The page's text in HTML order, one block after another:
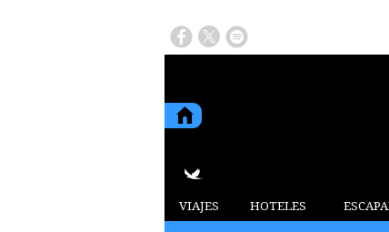
VIAJES HOTELES